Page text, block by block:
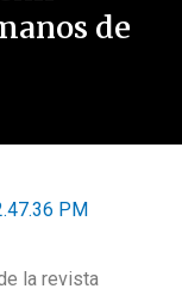
de
la revista